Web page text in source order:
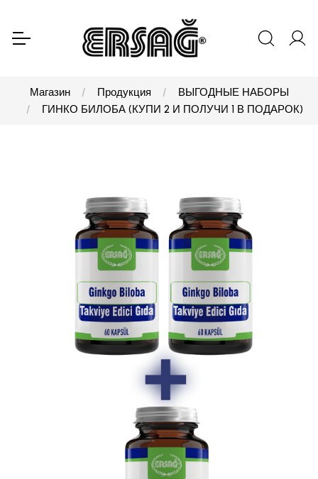
Магазин Продукция
ВЫГОДНЫЕ НАБОРЫ
ГИНКО БИЛОБА (КУПИ 2 И ПОЛУЧИ 1 В ПОДАРОК)